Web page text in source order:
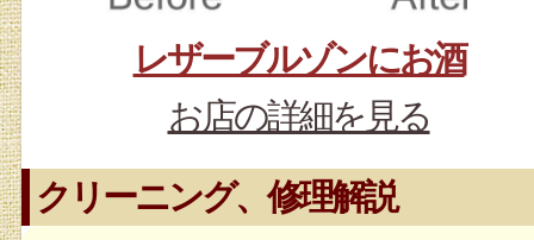
レザーブルゾンにお酒
お店の詳細を見る
クリーニング、修理解説